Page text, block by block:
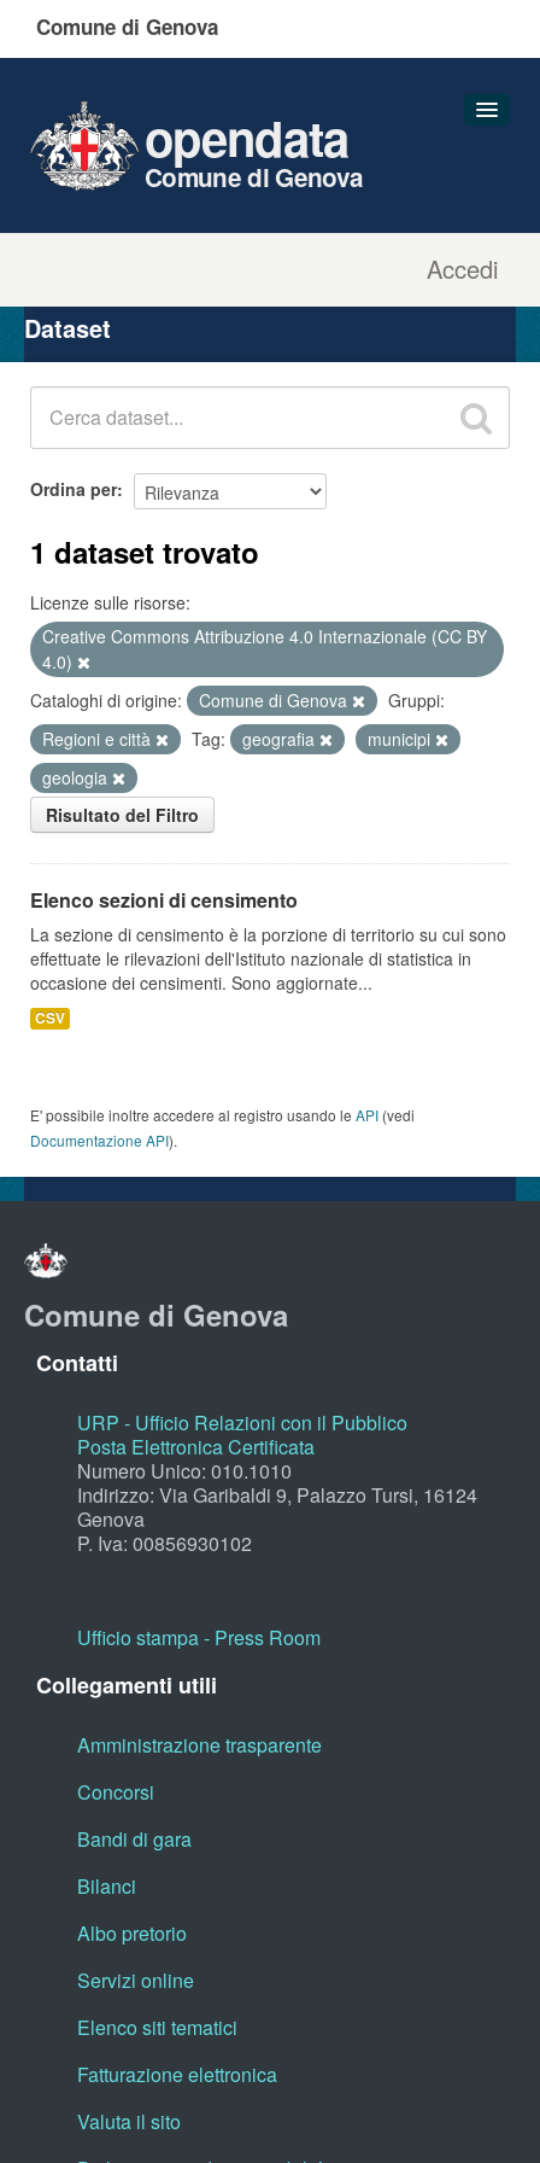
Comune di Genova
Accedi
opendata
Comune di Genova
Organizzazioni
Gruppi
Dataset
Ordina per
1 dataset trovato
Licenze sulle risorse:
Creative Commons Attribuzione 4.0 Internazionale (CC BY
4.0)
Cataloghi di origine:
Comune di Genova
Gruppi:
Regioni e città
Tag: geografia
municipi
geologia
Risultato del Filtro
Elenco sezioni di censimento
La sezione di censimento è la porzione di territorio su cui sono
effettuate le rilevazioni dell'Istituto nazionale di statistica in
occasione dei censimenti. Sono aggiornate...
CSV
E' possibile inoltre accedere al registro usando le API (vedi
Documentazione API).
Comune di Genova
Contatti
URP - Ufficio Relazioni con il Pubblico
Posta Elettronica Certificata
Numero Unico: 010.1010
Indirizzo: Via Garibaldi 9, Palazzo Tursi, 16124
Genova
P. Iva: 00856930102
Ufficio stampa - Press Room
Collegamenti utili
Amministrazione trasparente
Concorsi
Bandi di gara
Bilanci
Albo pretorio
Servizi online
Elenco siti tematici
Fatturazione elettronica
Valuta il sito